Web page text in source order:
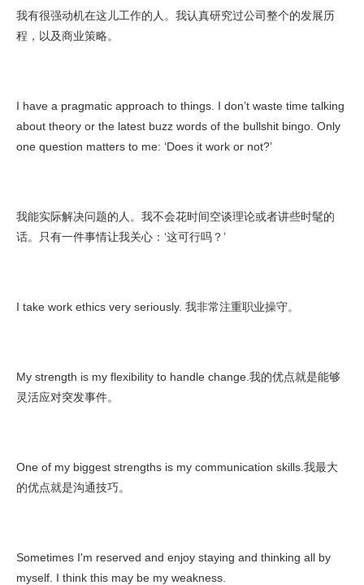
我有很强动机在这儿工作的人。我认真研究过公司整个的发展历
程，以及商业策略。
I have a pragmatic approach to things. I don’t waste time talking
about theory or the latest buzz words of the bullshit bingo. Only
one question matters to me: ‘Does it work or not?’
我能实际解决问题的人。我不会花时间空谈理论或者讲些时髦的
话。只有一件事情让我关心：‘这可行吗？’
I take work ethics very seriously. 我非常注重职业操守。
My strength is my flexibility to handle change.我的优点就是能够
灵活应对突发事件。
One of my biggest strengths is my communication skills.我最大
的优点就是沟通技巧。
Sometimes I'm reserved and enjoy staying and thinking all by
myself. I think this may be my weakness.